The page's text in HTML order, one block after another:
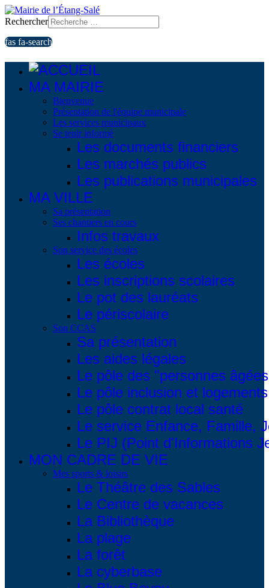
Rechercher
fas fa-search
MA MAIRIE
Bienvenue
Présentation de l'équipe municipale
Les services municipaux
Se tenir informé
Les documents financiers
Les marchés publics
Les publications municipales
MA VILLE
Sa présentation
Ses chantiers en cours
Infos travaux
Son service des écoles
Les écoles
Les inscriptions scolaires
Le pot des lauréats
Le périscolaire
Son CCAS
Sa présentation
Les aides légales
Le pôle des "personnes
Le pôle inclusion et
Le pôle contrat local santé
Le service Enfance, Famille,
Le PIJ (Point d'Informations
MON CADRE DE VIE
Mes sports & loisirs
Le Théâtre des Sables
Le Centre de vacances
La Bibliothèque
La plage
La forêt
La cyberbase